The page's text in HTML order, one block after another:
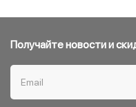
Получайте новости и